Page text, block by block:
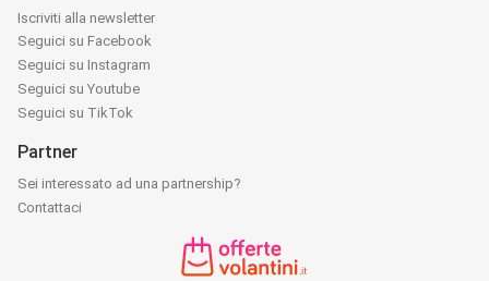
Iscriviti alla newsletter
Seguici su Facebook
Seguici su Instagram
Seguici su Youtube
Seguici su TikTok
Partner
Sei interessato ad una partnership?
Contattaci